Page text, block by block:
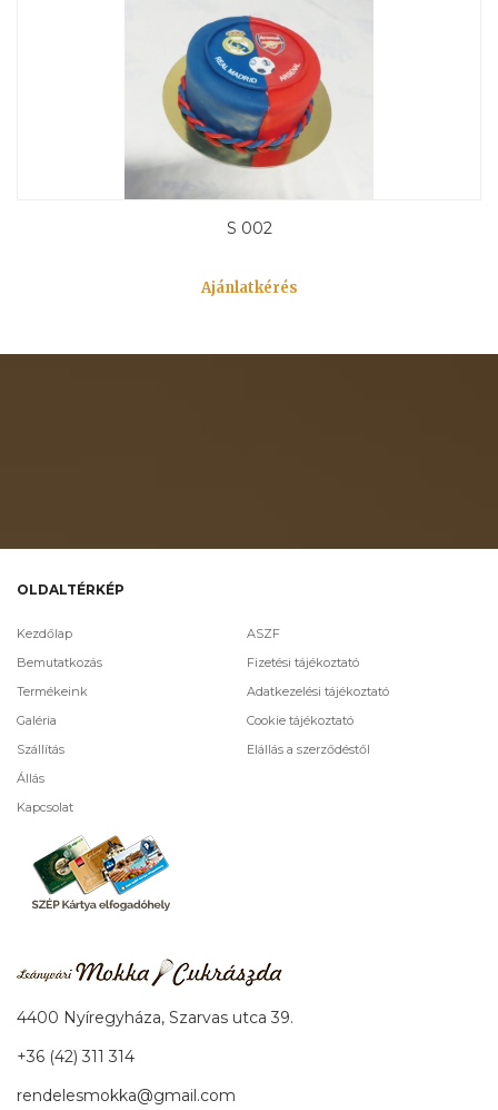
S 002
Ajánlatkérés
OLDALTÉRKÉP
Kezdőlap
Bemutatkozás
Termékeink
Galéria
Szállítás
Állás
Kapcsolat
ASZF
Fizetési tájékoztató
Adatkezelési tájékoztató
Cookie tájékoztató
Elállás a szerződéstől
4400 Nyíregyháza, Szarvas utca 39.
+36 (42) 311 314
rendelesmokka@gmail.com